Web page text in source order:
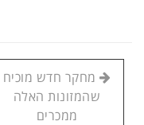
מחקר חדש מוכיח
שהמזונות האלה
ממכרים